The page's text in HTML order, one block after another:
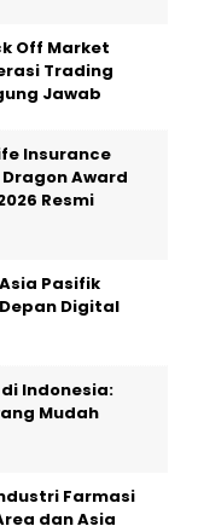
Off Market
Trading
Jawab
Insurance
Award
Resmi
Pasifik
Digital
di Indonesia:
Mudah
Farmasi
dan Asia